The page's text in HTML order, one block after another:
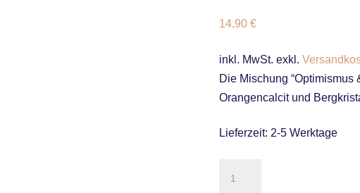
14,90 €
inkl. MwSt. exkl.
Die Mischung “Optimismus
Orangencalcit und
Lieferzeit: 2-5 Werktage